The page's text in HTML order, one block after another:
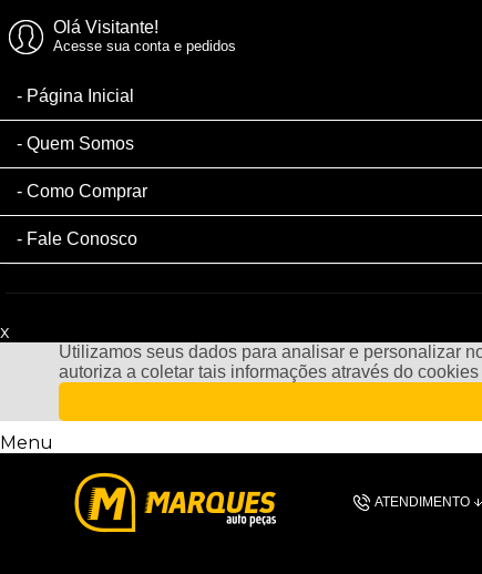
Olá Visitante!
Acesse sua conta e pedidos
Página Inicial
Quem Somos
Como Comprar
Fale Conosco
x
Utilizamos seus dados para analisar e personalizar
autoriza a coletar tais informações através do
Menu
ATENDIMENTO